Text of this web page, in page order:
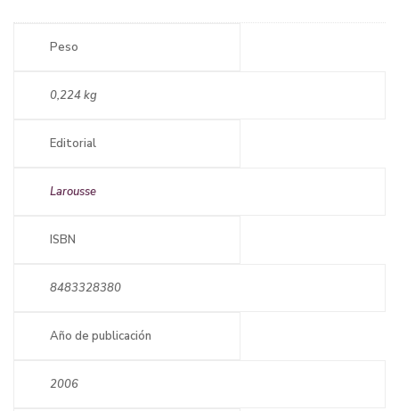
Peso
0,224 kg
Editorial
Larousse
ISBN
8483328380
Año de publicación
2006